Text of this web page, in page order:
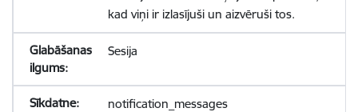
kad viņi ir izlasījuši un aizvēruši tos.
Sesija
notification_messages